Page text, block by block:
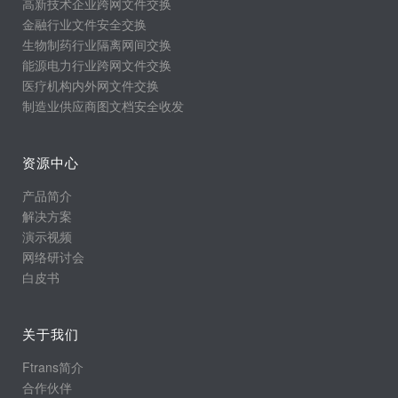
金融行业文件安全交换
生物制药行业隔离网间交换
能源电力行业跨网文件交换
医疗机构内外网文件交换
制造业供应商图文档安全收发
资源中心
产品简介
解决方案
演示视频
网络研讨会
白皮书
关于我们
Ftrans简介
合作伙伴